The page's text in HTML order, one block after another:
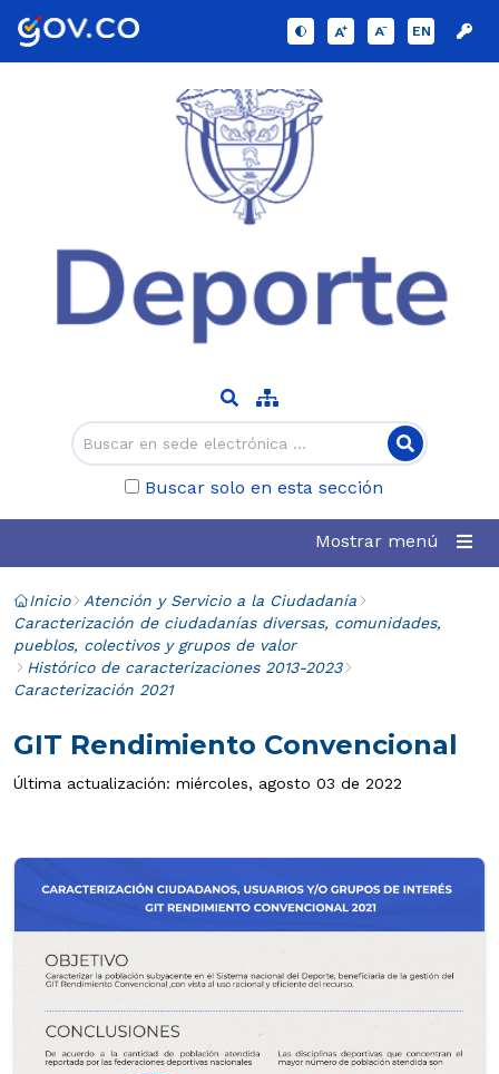
EN
Buscar solo en esta sección
Mostrar menú
Inicio
Atención y Servicio a la Ciudadanía
Caracterización de ciudadanías diversas, comunidades,
pueblos, colectivos y grupos de valor
Histórico de caracterizaciones 2013-2023
Caracterización 2021
GIT Rendimiento Convencional
Última actualización: miércoles, agosto 03 de 2022